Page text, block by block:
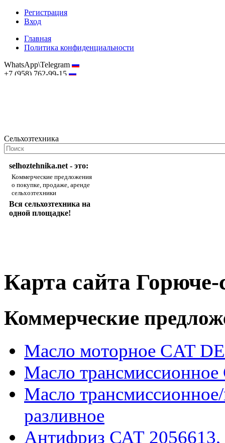
Регистрация
Вход
Главная
Политика конфиденциальности
WhatsApp\Telegram
+7 (958) 762-99-15
Сельхозтехника
selhoztehnika.net - это:
Коммерческие предложения
о покупке, продаже, аренде
сельхозтехники
Вся сельхозтехника на
одной площадке!
Карта сайта
Коммерческие
Масло моторное CAT
Масло
Масло
разливное
Антифриз САТ 2056613,